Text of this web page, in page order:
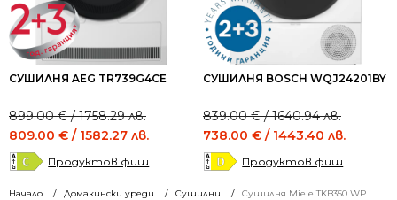
Начало Домакински уреди Сушилни Сушилня Miele TKB350 WP
СУШИЛНЯ AEG TR739G4CE
899.00€/ 1758.29 лв.
Original
price
was:
899.00 €
/
809.00 € / 1582.27 лв.
Current
price
is:
809.00 €
/
Продуктов фиш
СУШИЛНЯ BOSCH WQJ24201BY
839.00€/ 1640.94 лв.
Original
price
was:
839.00 €
/
738.00 € / 1443.40 лв.
Current
price
is:
738.00 €
/
Продуктов фиш